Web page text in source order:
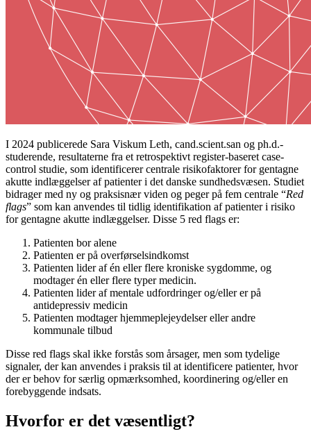
I 2024 publicerede Sara Viskum Leth, cand.scient.san og ph.d.-
studerende, resultaterne fra et retrospektivt register-baseret case-
control studie, som identificerer centrale risikofaktorer for gentagne
akutte indlæggelser af patienter i det danske sundhedsvæsen. Studiet
bidrager med ny og praksisnær viden og peger på fem centrale “Red
flags” som kan anvendes til tidlig identifikation af patienter i risiko
for gentagne akutte indlæggelser. Disse 5 red flags er:
Patienten bor alene
Patienten er på overførselsindkomst
Patienten lider af én eller flere kroniske sygdomme, og
modtager én eller flere typer medicin.
Patienten lider af mentale udfordringer og/eller er på
antidepressiv medicin
Patienten modtager hjemmeplejeydelser eller andre
kommunale tilbud
Disse red flags skal ikke forstås som årsager, men som tydelige
signaler, der kan anvendes i praksis til at identificere patienter, hvor
der er behov for særlig opmærksomhed, koordinering og/eller en
forebyggende indsats.
Hvorfor er det væsentligt?